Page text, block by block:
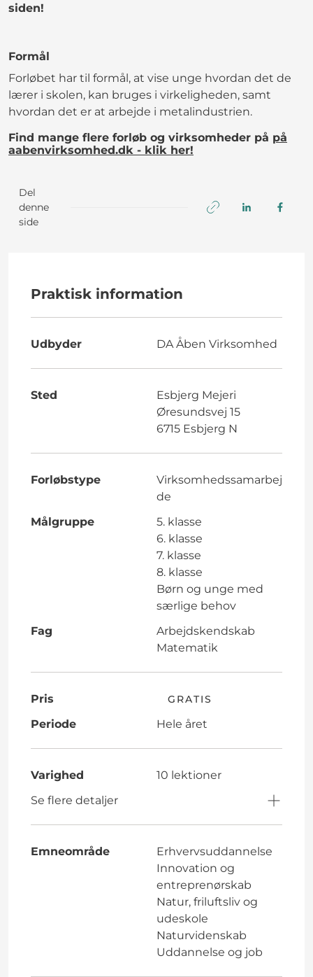
siden!
Formål
Forløbet har til formål, at vise unge hvordan det de
lærer i skolen, kan bruges i virkeligheden, samt
hvordan det er at arbejde i metalindustrien.
Find mange flere forløb og virksomheder på på
aabenvirksomhed.dk - klik her!
Del
denne
side
Praktisk information
Udbyder DA Åben Virksomhed
Sted
Esbjerg Mejeri
Øresundsvej 15
6715 Esbjerg N
Forløbstype
Virksomhedssamarbej
de
Målgruppe
5. klasse
6. klasse
7. klasse
8. klasse
Børn og unge med
særlige behov
Fag
Arbejdskendskab
Matematik
Pris GRATIS
Periode Hele året
Varighed
10 lektioner
Se flere detaljer
Emneområde
Erhvervsuddannelse
Innovation og
entreprenørskab
Natur, friluftsliv og
udeskole
Naturvidenskab
Uddannelse og job